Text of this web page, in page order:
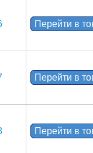
Перейти в
Перейти в
Перейти в